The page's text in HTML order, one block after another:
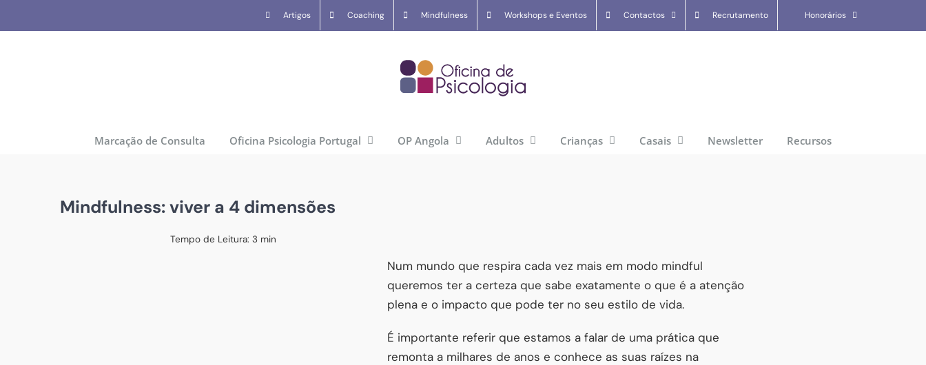
to
Artigos Coaching Mindfulness Workshops e Eventos Contactos Recrutamento Honorários
Marcação de Consulta Oficina Psicologia Portugal OP Angola Adultos Crianças Casais Newsletter Recursos
Mindfulness: viver a 4 dimensões
Tempo de Leitura: 3 min
Num mundo que respira cada vez mais em modo mindful
queremos ter a certeza que sabe exatamente o que é a atenção
plena e o impacto que pode ter no seu estilo de vida.
É importante referir que estamos a falar de uma prática que
remonta a milhares de anos e conhece as suas raízes na